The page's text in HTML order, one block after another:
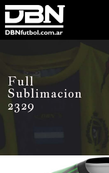
Full
Sublimacion
2329